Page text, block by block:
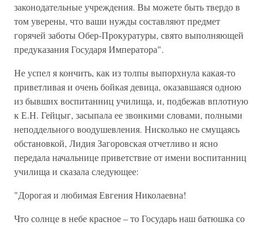
законодательные учреждения. Вы можете быть твердо в
том уверены, что ваши нужды составляют предмет
горячей заботы Обер-Прокуратуры, свято выполняющей
предуказания Государя Императора".
Не успел я кончить, как из толпы выпорхнула какая-то
приветливая и очень бойкая девица, оказавшаяся одною
из бывших воспитанниц училища, и, подбежав вплотную
к Е.Н. Гейцыг, засыпала ее звонкими словами, полными
неподдельного воодушевления. Нисколько не смущаясь
обстановкой, Лидия Загоровская отчетливо и ясно
передала начальнице приветствие от имени воспитанниц
училища и сказала следующее:
"Дорогая и любимая Евгения Николаевна!
Что солнце в небе красное – то Государь наш батюшка со